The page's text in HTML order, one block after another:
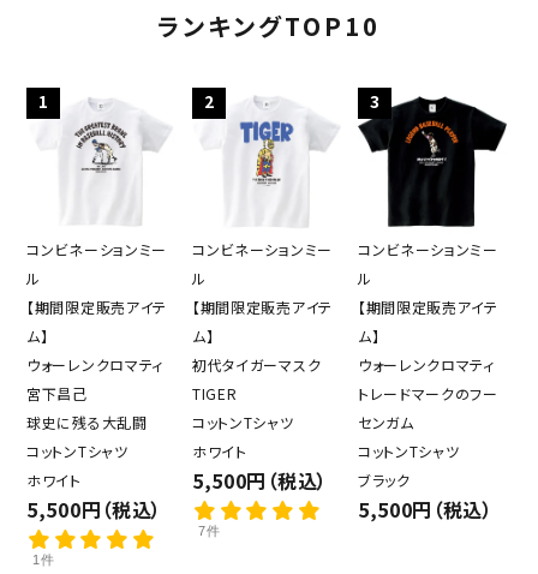
ランキングTOP10
1
コンビネーションミー
ル
【期間限定販売アイテ
ム】
ウォーレンクロマティ
宮下昌己
球史に残る大乱闘
コットンTシャツ
ホワイト
5,500円（税込）
1件
2
コンビネーションミー
ル
【期間限定販売アイテ
ム】
初代タイガーマスク
TIGER
コットンTシャツ
ホワイト
5,500円（税込）
7件
3
コンビネーションミー
ル
【期間限定販売アイテ
ム】
ウォーレンクロマティ
トレードマークのフー
センガム
コットンTシャツ
ブラック
5,500円（税込）